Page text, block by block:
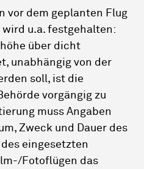
vor dem geplanten Flug
u.a. festgehalten:
über dicht
unabhängig von der
soll, ist die
vorgängig zu
muss Angaben
Zweck und Dauer des
eingesetzten
Fotoflügen das